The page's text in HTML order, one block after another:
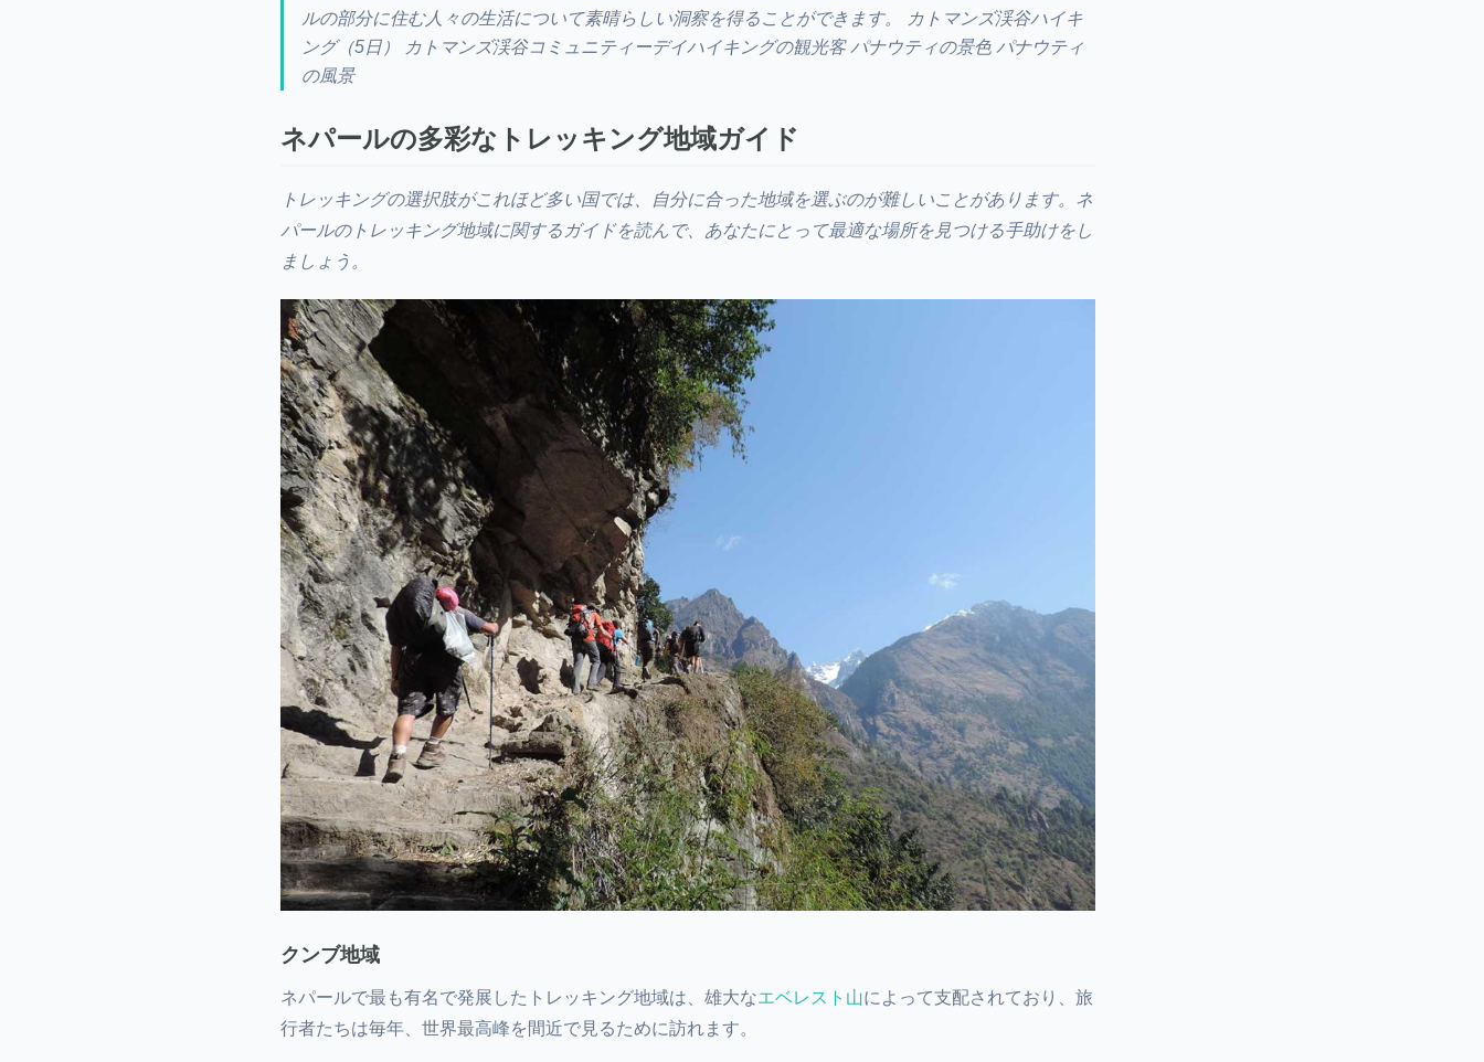
ルの部分に住む人々の生活について素晴らしい洞察を得ることができます。 カトマンズ渓谷ハイキ
ング（5日） カトマンズ渓谷コミュニティーデイハイキングの観光客 パナウティの景色 パナウティ
の風景
ネパールの多彩なトレッキング地域ガイド
トレッキングの選択肢がこれほど多い国では、自分に合った地域を選ぶのが難しいことがあります。ネ
パールのトレッキング地域に関するガイドを読んで、あなたにとって最適な場所を見つける手助けをし
ましょう。
クンブ地域
ネパールで最も有名で発展したトレッキング地域は、雄大なエベレスト山によって支配されており、旅
行者たちは毎年、世界最高峰を間近で見るために訪れます。